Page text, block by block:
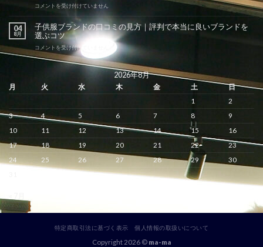
子
の
魅
力
人
種
日
ラ
子
ブ
ラ
ン
ラ
ン
本
コメントを受け付けていません
04
8月
子供服ブランドの口コミの見方｜評判で本当に良いブランドを
選ぶコツ
子
ド
コ
見
コメントを受け付けていません
2026年8月
月 火 水 木 金 土
日
1
2
3
4 5 6 7 8
9
10
11 12 13 14 15
16
17
18 19 20 21 22
23
24
25 26 27 28 29
30
特定商取引法に基づく表示 個人情報の取扱いについて
Copyright 2026 © ma-ma